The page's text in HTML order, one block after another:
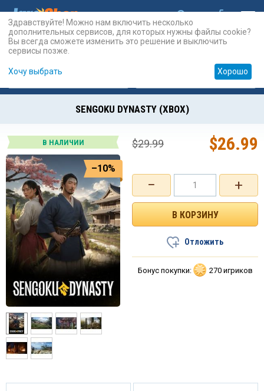
Карты Prepaid
SENGOKU DYNASTY (XBOX)
В НАЛИЧИИ
–10%
+
−
$26.99
$29.99
Отложить
Бонус покупки: 270 игриков
Здравствуйте! Можно нам включить несколько
дополнительных сервисов, для которых нужны файлы cookie?
Вы всегда сможете изменить это решение и выключить
сервисы позже.
Хочу выбрать Хорошо